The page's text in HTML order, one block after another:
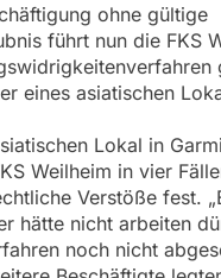
ohne gültige
führt nun die FKS
eines asiatischen
Lokal in
Weilheim in vier
Verstöße fest.
hätte nicht arbeiten
noch nicht